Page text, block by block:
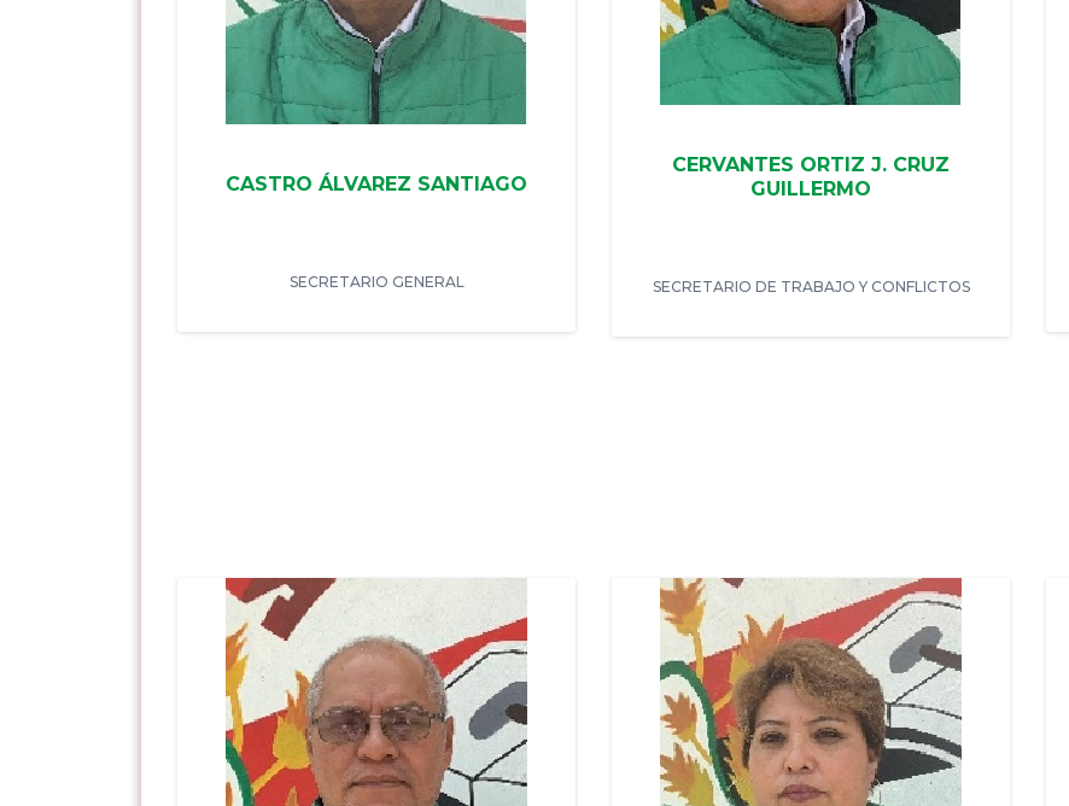
CASTRO ÁLVAREZ SANTIAGO
SECRETARIO GENERAL
CERVANTES ORTIZ J. CRUZ
GUILLERMO
SECRETARIO DE TRABAJO Y CONFLICTOS